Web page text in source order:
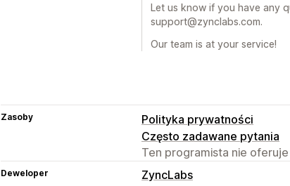
Let us know if you have any
support@zynclabs.com.
Our team is at your service!
Zasoby
Polityka prywatności
Często zadawane pytania
Ten programista nie
Deweloper
ZyncLabs